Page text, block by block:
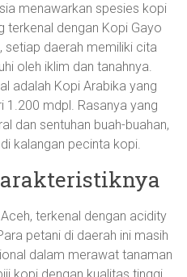
menawarkan spesies kopi
terkenal dengan Kopi Gayo
setiap daerah memiliki cita
oleh iklim dan tanahnya.
adalah Kopi Arabika yang
1.200 mdpl. Rasanya yang
dan sentuhan buah-buahan,
kalangan pecinta kopi.
terkenal dengan acidity
petani di daerah ini masih
dalam merawat tanaman